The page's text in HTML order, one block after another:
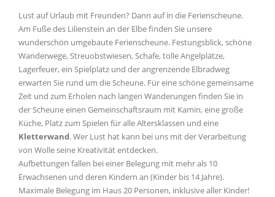
Lust auf Urlaub mit Freunden? Dann auf in die Ferienscheune.
Am Fuße des Lilienstein an der Elbe finden Sie unsere
wunderschön umgebaute Ferienscheune. Festungsblick, schöne
Wanderwege, Streuobstwiesen, Schafe, tolle Angelplätze,
Lagerfeuer, ein Spielplatz und der angrenzende Elbradweg
erwarten Sie rund um die Scheune. Für eine schöne gemeinsame
Zeit und zum Erholen nach langen Wanderungen finden Sie in
der Scheune einen Gemeinschaftsraum mit Kamin, eine große
Küche, Platz zum Spielen für alle Altersklassen und eine
Kletterwand. Wer Lust hat kann bei uns mit der Verarbeitung
von Wolle seine Kreativität entdecken.
Aufbettungen fallen bei einer Belegung mit mehr als 10
Erwachsenen und deren Kindern an (Kinder bis 14 Jahre).
Maximale Belegung im Haus 20 Personen, inklusive aller Kinder!